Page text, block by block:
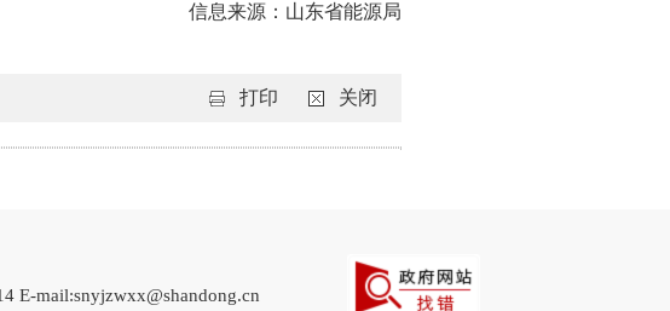
信息来源：山东省能源局
打印 关闭
E-mail:snyjzwxx@shandong.cn